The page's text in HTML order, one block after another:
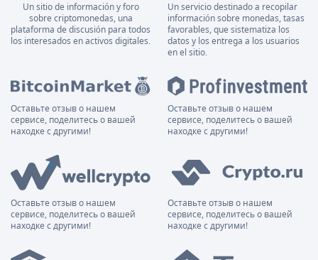
Un sitio de información y foro
sobre criptomonedas, una
plataforma de discusión para todos
los interesados en activos digitales.
Un servicio destinado a recopilar
información sobre monedas, tasas
favorables, que sistematiza los
datos y los entrega a los usuarios
en el sitio.
Оставьте отзыв о нашем
сервисе, поделитесь о вашей
находке с другими!
Оставьте отзыв о нашем
сервисе, поделитесь о вашей
находке с другими!
Оставьте отзыв о нашем
сервисе, поделитесь о вашей
находке с другими!
Оставьте отзыв о нашем
сервисе, поделитесь о вашей
находке с другими!